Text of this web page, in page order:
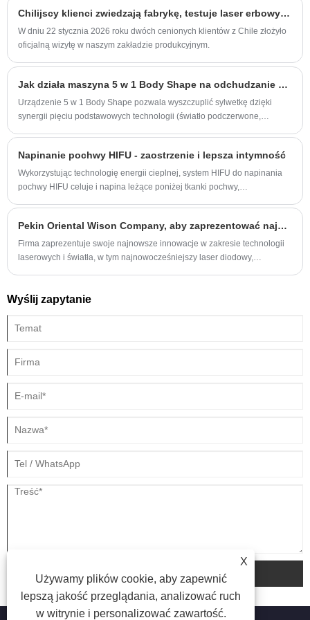
przetwarzanie w chmurze i przechowywanie w chmurze w celu
przeprowadzenia powierzchownych i głębokich analiz ilościowych
analiza cech patologicznych skóry.
Chilijscy klienci zwiedzają fabrykę, testuje laser erbowy 2940 nm
W dniu 22 stycznia 2026 roku dwóch cenionych klientów z Chile złożyło
oficjalną wizytę w naszym zakładzie produkcyjnym.
Jak działa maszyna 5 w 1 Body Shape na odchudzanie ciała?
Urządzenie 5 w 1 Body Shape pozwala wyszczuplić sylwetkę dzięki
synergii pięciu podstawowych technologii (światło podczerwone,
krążenie — nie jest wymagana operacja ani przestoje.
Napinanie pochwy HIFU - zaostrzenie i lepsza intymność
Wykorzystując technologię energii cieplnej, system HIFU do napinania
pochwy HIFU celuje i napina leżące poniżej tkanki pochwy,
Pekin Oriental Wison Company, aby zaprezentować najnowocześniejsze technologie laserowe w Dubaiderma 2025-Booth 2B12
Firma zaprezentuje swoje najnowsze innowacje w zakresie technologii
laserowych i światła, w tym najnowocześniejszy laser diodowy,
przyszłość leczenia estetycznego i dermatologicznego będzie pełna.
Wyślij zapytanie
składać
X
Używamy plików cookie, aby zapewnić
lepszą jakość przeglądania, analizować ruch
w witrynie i personalizować zawartość.